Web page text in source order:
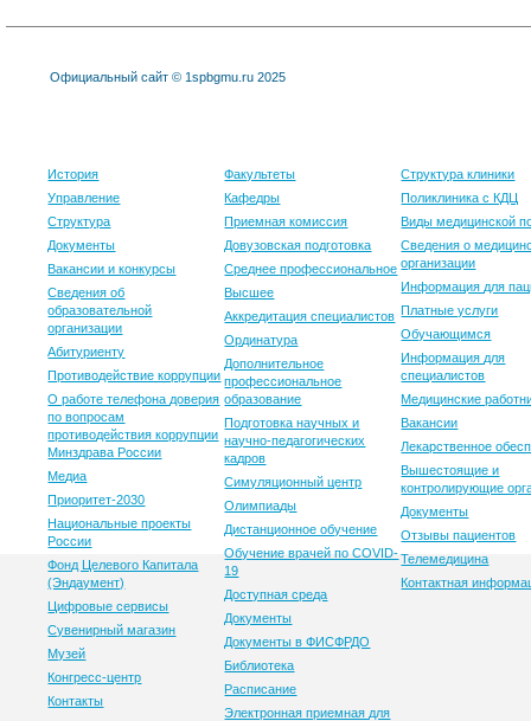
Официальный сайт © 1spbgmu.ru 2025
История
Управление
Структура
Документы
Вакансии и конкурсы
Сведения об
образовательной
организации
Абитуриенту
Противодействие коррупции
О работе телефона доверия
по вопросам
противодействия коррупции
Минздрава России
Медиа
Приоритет-2030
Национальные проекты
России
Фонд Целевого Капитала
(Эндаумент)
Цифровые сервисы
Сувенирный магазин
Музей
Конгресс-центр
Контакты
Факультеты
Кафедры
Приемная комиссия
Довузовская подготовка
Среднее профессиональное
Высшее
Аккредитация специалистов
Ординатура
Дополнительное
профессиональное
образование
Подготовка научных и
научно-педагогических
кадров
Симуляционный центр
Олимпиады
Дистанционное обучение
Обучение врачей по COVID-
19
Доступная среда
Документы
Документы в ФИСФРДО
Библиотека
Расписание
Электронная приемная для
Структура клиники
Поликлиника с КДЦ
Виды медицинской
Сведения о
организации
Информация для
Платные услуги
Обучающимся
Информация для
специалистов
Медицинские
Вакансии
Лекарственное
Вышестоящие и
контролирующие
Документы
Отзывы пациентов
Телемедицина
Контактная